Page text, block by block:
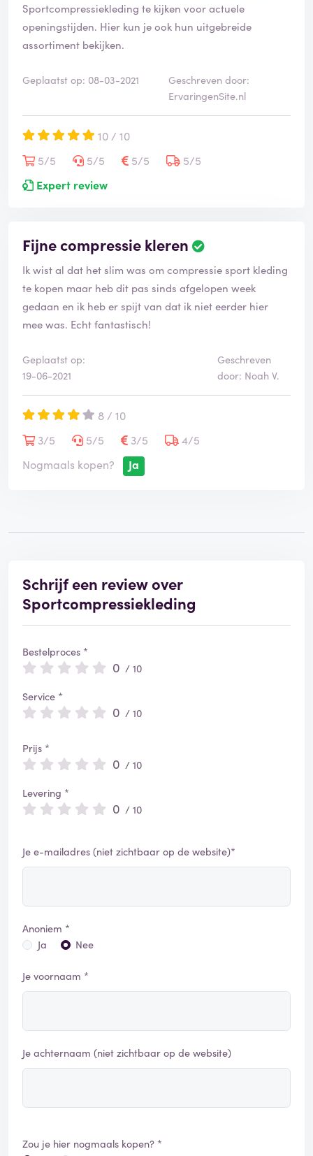
Sportcompressiekleding te kijken voor actuele
openingstijden. Hier kun je ook hun uitgebreide
assortiment bekijken.
Geplaatst op: 08-03-2021
Geschreven door:
ErvaringenSite.nl
10 / 10
5/5
5/5 5/5
5/5
Expert review
Fijne compressie kleren
Ik wist al dat het slim was om compressie sport kleding
te kopen maar heb dit pas sinds afgelopen week
gedaan en ik heb er spijt van dat ik niet eerder hier
mee was. Echt fantastisch!
Geplaatst op:
19-06-2021
Geschreven
door: Noah V.
8 / 10
3/5
5/5 3/5
4/5
Nogmaals kopen?
Ja
Schrijf een review over
Sportcompressiekleding
Bestelproces *
0 / 10
Service *
0 / 10
Prijs *
0 / 10
Levering *
0 / 10
Je e-mailadres (niet zichtbaar op de website)*
Anoniem *
Ja
Nee
Je voornaam *
Je achternaam (niet zichtbaar op de website)
Zou je hier nogmaals kopen? *